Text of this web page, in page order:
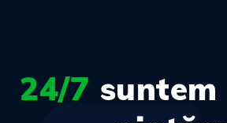
24/7